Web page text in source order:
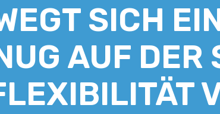
SICH
AUF DER